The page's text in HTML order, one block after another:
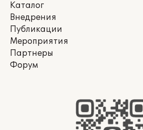
Каталог
Внедрения
Публикации
Мероприятия
Партнеры
Форум